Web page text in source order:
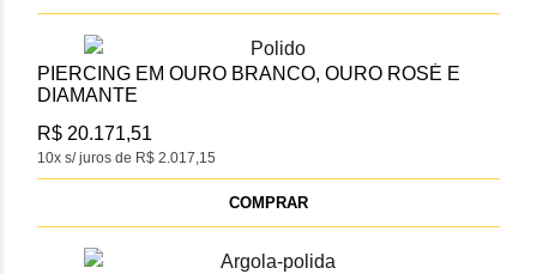
PIERCING EM OURO BRANCO, OURO ROSÉ E
DIAMANTE
10x s/ juros de R$ 2.017,15
R$ 20.171,51
COMPRAR